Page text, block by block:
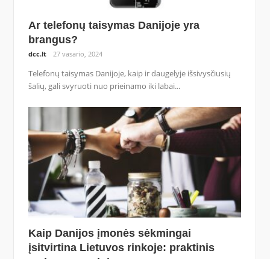
Ar telefonų taisymas Danijoje yra
brangus?
dcc.lt 27 vasario, 2024
Telefonų taisymas Danijoje, kaip ir daugelyje išsivysčiusių
šalių, gali svyruoti nuo prieinamo iki labai...
Kaip Danijos įmonės sėkmingai
įsitvirtina Lietuvos rinkoje: praktinis